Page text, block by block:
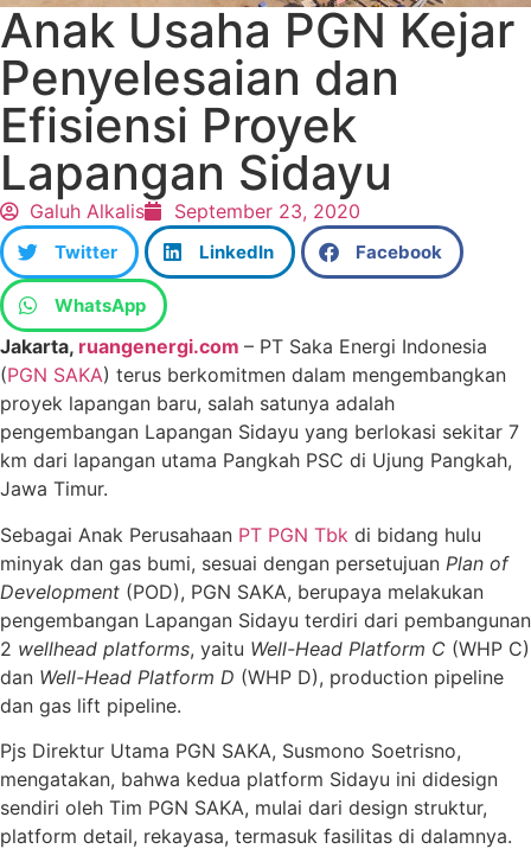
Anak Usaha PGN Kejar
Penyelesaian dan
Efisiensi Proyek
Lapangan Sidayu
Galuh Alkalis September 23, 2020
Twitter LinkedIn Facebook
WhatsApp
Jakarta, ruangenergi.com – PT Saka Energi Indonesia
(PGN SAKA) terus berkomitmen dalam mengembangkan
proyek lapangan baru, salah satunya adalah
pengembangan Lapangan Sidayu yang berlokasi sekitar 7
km dari lapangan utama Pangkah PSC di Ujung Pangkah,
Jawa Timur.
Sebagai Anak Perusahaan PT PGN Tbk di bidang hulu
minyak dan gas bumi, sesuai dengan persetujuan Plan of
Development (POD), PGN SAKA, berupaya melakukan
pengembangan Lapangan Sidayu terdiri dari pembangunan
2 wellhead platforms, yaitu Well-Head Platform C (WHP C)
dan Well-Head Platform D (WHP D), production pipeline
dan gas lift pipeline.
Pjs Direktur Utama PGN SAKA, Susmono Soetrisno,
mengatakan, bahwa kedua platform Sidayu ini didesign
sendiri oleh Tim PGN SAKA, mulai dari design struktur,
platform detail, rekayasa, termasuk fasilitas di dalamnya.